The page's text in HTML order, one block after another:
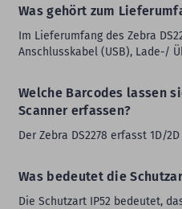
Was gehört zum
Im Lieferumfang des Zebra
Anschlusskabel (USB), Lade-/
Welche Barcodes lassen
Scanner erfassen?
Der Zebra DS2278 erfasst 1D/
Was bedeutet die
Die Schutzart IP52 bedeutet,